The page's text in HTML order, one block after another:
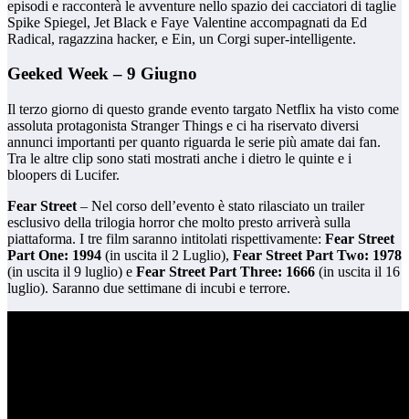
episodi e racconterà le avventure nello spazio dei cacciatori di taglie
Spike Spiegel, Jet Black e Faye Valentine accompagnati da Ed
Radical, ragazzina hacker, e Ein, un Corgi super-intelligente.
Geeked Week – 9 Giugno
Il terzo giorno di questo grande evento targato Netflix ha visto come
assoluta protagonista Stranger Things e ci ha riservato diversi
annunci importanti per quanto riguarda le serie più amate dai fan.
Tra le altre clip sono stati mostrati anche i dietro le quinte e i
bloopers di Lucifer.
Fear Street – Nel corso dell’evento è stato rilasciato un trailer
esclusivo della trilogia horror che molto presto arriverà sulla
piattaforma. I tre film saranno intitolati rispettivamente: Fear Street
Part One: 1994 (in uscita il 2 Luglio), Fear Street Part Two: 1978
(in uscita il 9 luglio) e Fear Street Part Three: 1666 (in uscita il 16
luglio). Saranno due settimane di incubi e terrore.